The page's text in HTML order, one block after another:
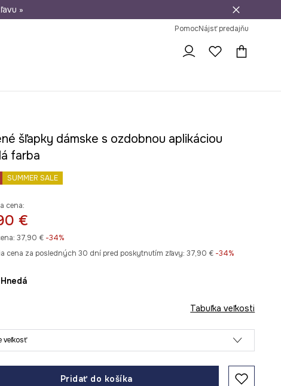
vrátenie tovaru
»
PomocNájsť predajňu
šľapky dámske s ozdobnou aplikáciou
farba
SUMMER SALE
cena:
€
37,90 €-34%
cena za posledných 30 dní pred poskytnutím zľavy: 37,90 € -34%
hnedá
Tabuľka veľkosti
veľkosť
Pridať do košíka